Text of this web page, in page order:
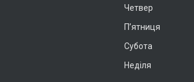
Четвер
Пʼятниця
Субота
Неділя